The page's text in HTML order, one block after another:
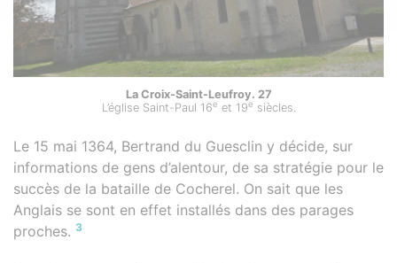
La Croix-Saint-Leufroy. 27
L’église Saint-Paul 16e et 19e siècles.
Le 15 mai 1364, Bertrand du Guesclin y décide, sur
informations de gens d’alentour, de sa stratégie pour le
succès de la bataille de Cocherel. On sait que les
Anglais se sont en effet installés dans des parages
proches. 3